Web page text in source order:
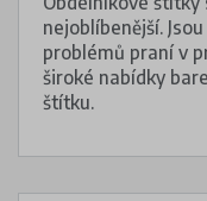
nejoblíbenější.
problémů praní v
široké nabídky
štítku.